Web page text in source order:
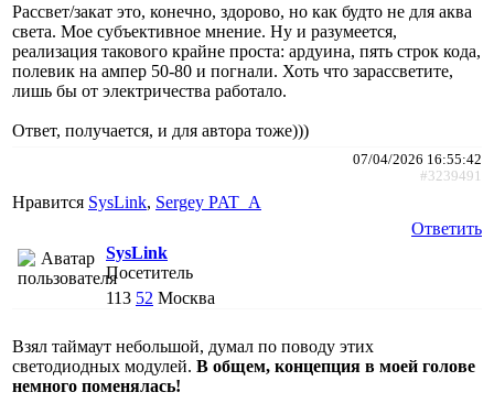
Рассвет/закат это, конечно, здорово, но как будто не для аква
света. Мое субъективное мнение. Ну и разумеется,
реализация такового крайне проста: ардуина, пять строк кода,
полевик на ампер 50-80 и погнали. Хоть что зарассветите,
лишь бы от электричества работало.
Ответ, получается, и для автора тоже)))
07/04/2026 16:55:42
#3239491
Нравится SysLink, Sergey PAT_A
Ответить
SysLink
Посетитель
113 52 Москва
Взял таймаут небольшой, думал по поводу этих
светодиодных модулей. В общем, концепция в моей голове
немного поменялась!